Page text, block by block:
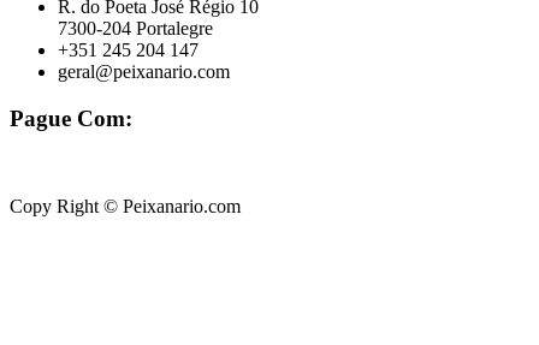
R. do Poeta José Régio 10
7300-204 Portalegre
+351 245 204 147
geral@peixanario.com
Pague Com:
Copy Right © Peixanario.com